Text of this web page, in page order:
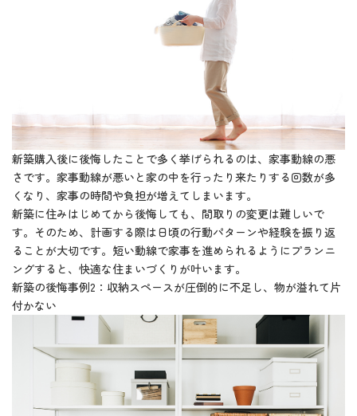
新築購入後に後悔したことで多く挙げられるのは、家事動線の悪
さです。家事動線が悪いと家の中を行ったり来たりする回数が多
くなり、家事の時間や負担が増えてしまいます。
新築に住みはじめてから後悔しても、間取りの変更は難しいで
す。そのため、計画する際は日頃の行動パターンや経験を振り返
ることが大切です。短い動線で家事を進められるようにプランニ
ングすると、快適な住まいづくりが叶います。
新築の後悔事例2：収納スペースが圧倒的に不足し、物が溢れて片
付かない